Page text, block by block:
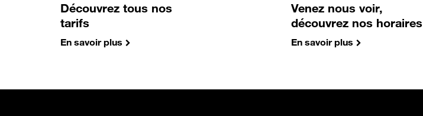
Découvrez tous nos
tarifs
En savoir plus
Venez nous voir,
découvrez nos horaires
En savoir plus